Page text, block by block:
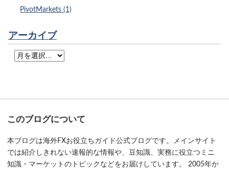
PivotMarkets (1)
アーカイブ
このブログについて
本ブログは海外FXお役立ちガイド公式ブログです。メインサイト
では紹介しきれない速報的な情報や、豆知識、実務に役立つミニ
知識・マーケットのトピックなどをお届けしています。 2005年か